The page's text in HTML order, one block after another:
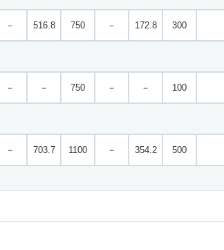
－ 516.8 750 － 172.8 300
－ － 750 － － 100
－ 703.7 1100 － 354.2 500